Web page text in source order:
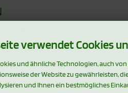
verwendet Cookies
und ähnliche Technologien, auch
der Website zu gewährleisten,
und Ihnen ein bestmögliches